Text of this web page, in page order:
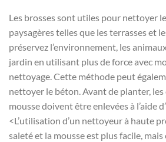
Les brosses sont utiles pour nettoyer
paysagères telles que les terrasses et
préservez l’environnement, les
jardin en utilisant plus de force avec
nettoyage. Cette méthode peut
nettoyer le béton. Avant de planter, les
mousse doivent être enlevées à l’aide
<L’utilisation d’un nettoyeur à haute
saleté et la mousse est plus facile,